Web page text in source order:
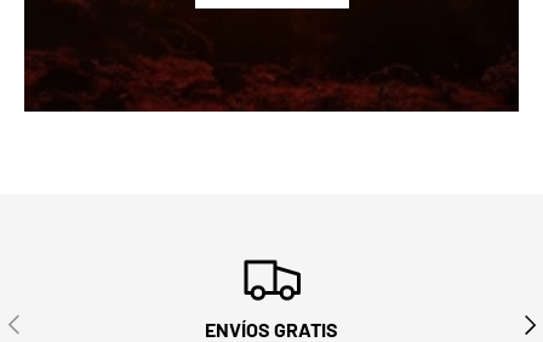
ANTERIOR
ENVÍOS GRATIS